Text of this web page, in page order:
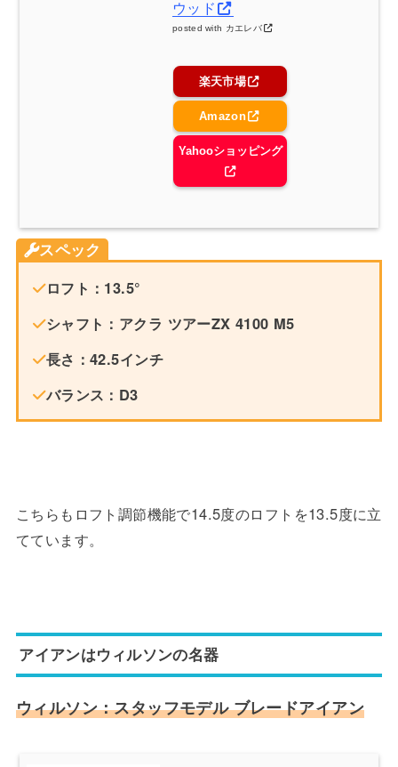
ウッド
posted with カエレバ
楽天市場
Amazon
Yahooショッピング
スペック
ロフト：13.5°
シャフト：アクラ ツアーZX 4100 M5
長さ：42.5インチ
バランス：D3
こちらもロフト調節機能で14.5度のロフトを13.5度に立
てています。
アイアンはウィルソンの名器
ウィルソン：スタッフモデル ブレードアイアン